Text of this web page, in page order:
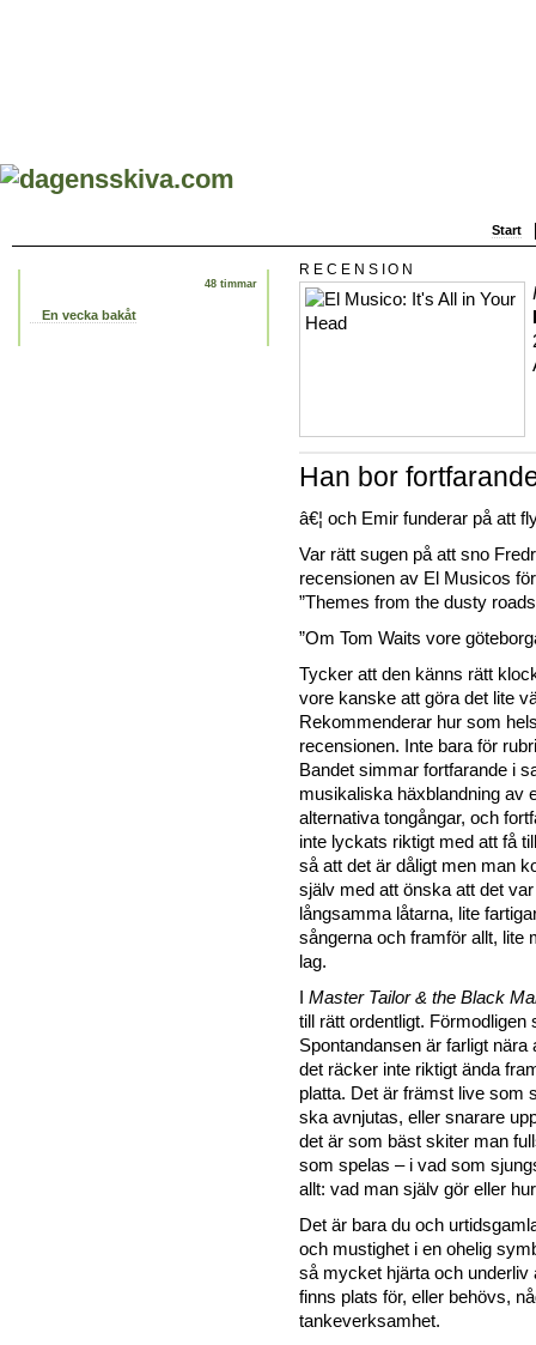
Start
48 timmar
En vecka bakåt
RECENSION
Han bor
â€¦ och Emir funderar på att
Var rätt sugen på att sno
recensionen av El Musicos
”Themes from the dusty
”Om Tom Waits vore
Tycker att den känns rätt
vore kanske att göra det lite
Rekommenderar hur som
recensionen. Inte bara för
Bandet simmar fortfarande i
musikaliska häxblandning av
alternativa tongångar, och
inte lyckats riktigt med att få
så att det är dåligt men man
själv med att önska att det
långsamma låtarna, lite
sångerna och framför allt, lite
lag.
Master Tailor & the Black
till rätt ordentligt. Förmodligen
Spontandansen är farligt nära
det räcker inte riktigt ända
platta. Det är främst live som
ska avnjutas, eller snarare
det är som bäst skiter man
som spelas – i vad som
allt: vad man själv gör eller
Det är bara du och
och mustighet i en ohelig
så mycket hjärta och underliv
finns plats för, eller behövs,
tankeverksamhet.